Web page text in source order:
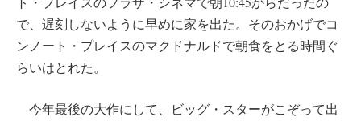
で、遅刻しないように早めに家を出た。そのおかげでコ
ンノート・プレイスのマクドナルドで朝食をとる時間ぐ
らいはとれた。
今年最後の大作にして、ビッグ・スターがこぞって出